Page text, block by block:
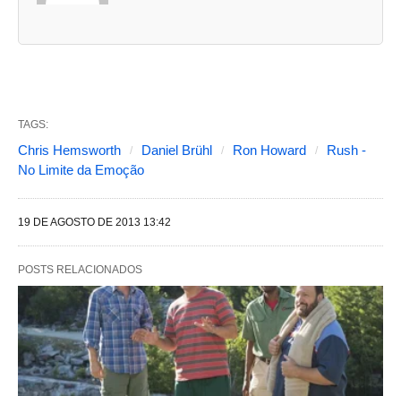
a
s
s
e
g
u
n
e
TAGS:
Chris Hemsworth Daniel Brühl Ron Howard
Rush -
No Limite da Emoção
19 DE AGOSTO DE 2013 13:42
POSTS RELACIONADOS